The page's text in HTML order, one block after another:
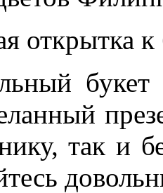
открытка к
так и